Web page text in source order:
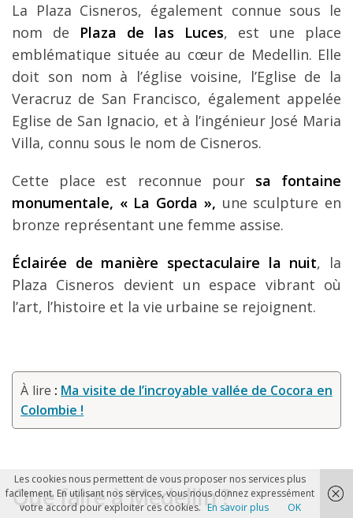
La Plaza Cisneros, également connue sous le
nom de Plaza de las Luces, est une place
emblématique située au cœur de Medellin. Elle
doit son nom à l’église voisine, l’Eglise de la
Veracruz de San Francisco, également appelée
Eglise de San Ignacio, et à l’ingénieur José Maria
Villa, connu sous le nom de Cisneros.
Cette place est reconnue pour sa fontaine
monumentale, « La Gorda », une sculpture en
bronze représentant une femme assise.
Éclairée de manière spectaculaire la nuit, la
Plaza Cisneros devient un espace vibrant où
l’art, l’histoire et la vie urbaine se rejoignent.
À lire : Ma visite de l’incroyable vallée de Cocora en
Colombie !
Que faire à Medellin ?
Les cookies nous permettent de vous proposer nos services plus
facilement. En utilisant nos services, vous nous donnez expressément
votre accord pour exploiter ces cookies. En savoir plus OK